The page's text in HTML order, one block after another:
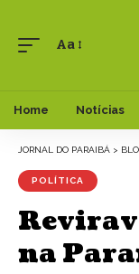
Aa
Home Notícias
JORNAL DO PARAIBÁ >
POLÍTICA
na